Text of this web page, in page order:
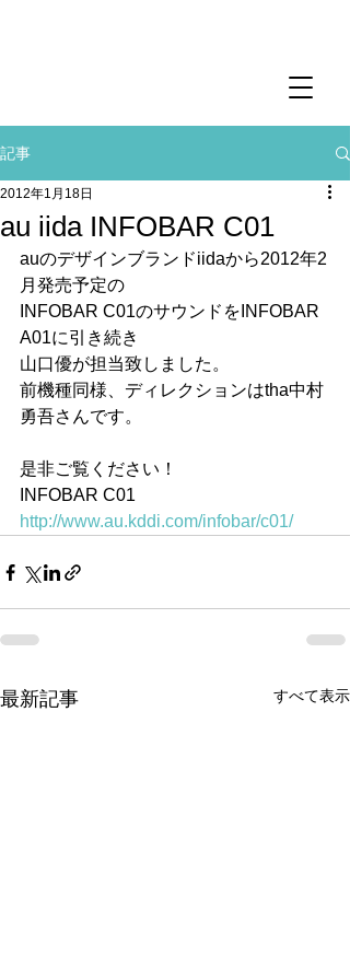
記事
au iida INFOBAR C01
2012年1月18日
auのデザインブランドiidaから2012年2
月発売予定の
INFOBAR C01のサウンドをINFOBAR
A01に引き続き
山口優が担当致しました。
前機種同様、ディレクションはtha中村
勇吾さんです。
是非ご覧ください！
INFOBAR C01
http://www.au.kddi.com/infobar/c01/
最新記事 すべて表示